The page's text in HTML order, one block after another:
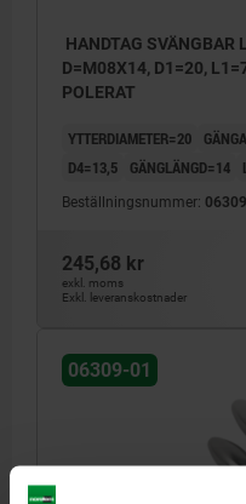
HANDTAG SVÄNGBAR
D=M08X14, D1=20,
POLERAT
YTTERDIAMETER=20
D4=13,5
GÄNGLÄNGD=14
Beställningsnummer:
245,68 kr
exkl. moms
Exkl. leveranskostnader
06309-01